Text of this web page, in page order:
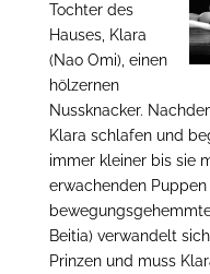
Tochter des
Hauses, Klara
(Nao Omi), einen
hölzernen
Nussknacker.
Klara schlafen und
immer kleiner bis sie
erwachenden
Beitia) verwandelt
Prinzen und muss